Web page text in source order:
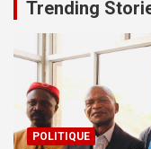
Trending
POLITIQUE